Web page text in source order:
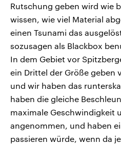
Rutschung geben wird wie
wissen, wie viel Material
einen Tsunami das
sozusagen als Blackbox
In dem Gebiet vor
ein Drittel der Größe geben
und wir haben das
haben die gleiche
maximale Geschwindigkeit
angenommen, und haben
passieren würde, wenn da